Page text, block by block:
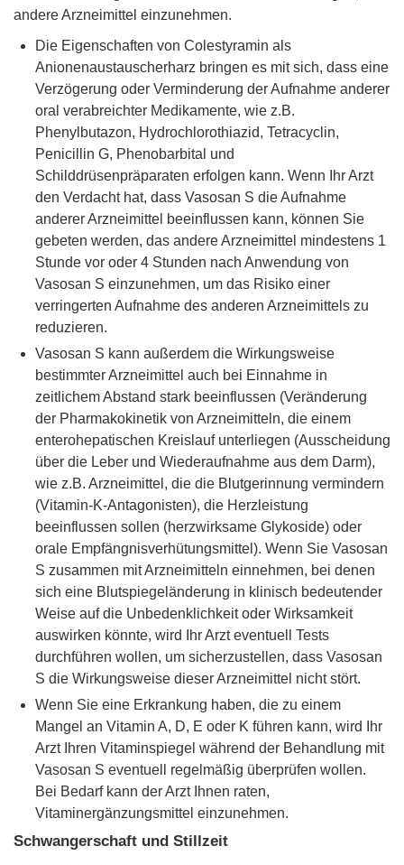
andere Arzneimittel einzunehmen.
Die Eigenschaften von Colestyramin als
Anionenaustauscherharz bringen es mit sich, dass eine
Verzögerung oder Verminderung der Aufnahme anderer
oral verabreichter Medikamente, wie z.B.
Phenylbutazon, Hydrochlorothiazid, Tetracyclin,
Penicillin G, Phenobarbital und
Schilddrüsenpräparaten erfolgen kann. Wenn Ihr Arzt
den Verdacht hat, dass Vasosan S die Aufnahme
anderer Arzneimittel beeinflussen kann, können Sie
gebeten werden, das andere Arzneimittel mindestens 1
Stunde vor oder 4 Stunden nach Anwendung von
Vasosan S einzunehmen, um das Risiko einer
verringerten Aufnahme des anderen Arzneimittels zu
reduzieren.
Vasosan S kann außerdem die Wirkungsweise
bestimmter Arzneimittel auch bei Einnahme in
zeitlichem Abstand stark beeinflussen (Veränderung
der Pharmakokinetik von Arzneimitteln, die einem
enterohepatischen Kreislauf unterliegen (Ausscheidung
über die Leber und Wiederaufnahme aus dem Darm),
wie z.B. Arzneimittel, die die Blutgerinnung vermindern
(Vitamin-K-Antagonisten), die Herzleistung
beeinflussen sollen (herzwirksame Glykoside) oder
orale Empfängnisverhütungsmittel). Wenn Sie Vasosan
S zusammen mit Arzneimitteln einnehmen, bei denen
sich eine Blutspiegeländerung in klinisch bedeutender
Weise auf die Unbedenklichkeit oder Wirksamkeit
auswirken könnte, wird Ihr Arzt eventuell Tests
durchführen wollen, um sicherzustellen, dass Vasosan
S die Wirkungsweise dieser Arzneimittel nicht stört.
Wenn Sie eine Erkrankung haben, die zu einem
Mangel an Vitamin A, D, E oder K führen kann, wird Ihr
Arzt Ihren Vitaminspiegel während der Behandlung mit
Vasosan S eventuell regelmäßig überprüfen wollen.
Bei Bedarf kann der Arzt Ihnen raten,
Vitaminergänzungsmittel einzunehmen.
Schwangerschaft und Stillzeit